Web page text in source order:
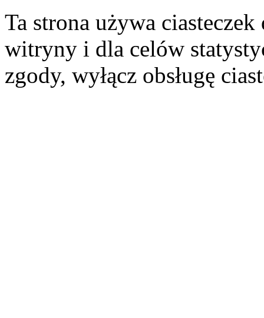
Ta strona używa
witryny i dla celów
zgody, wyłącz obsługę